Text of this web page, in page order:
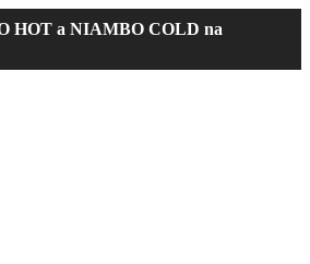
HOT a NIAMBO COLD na